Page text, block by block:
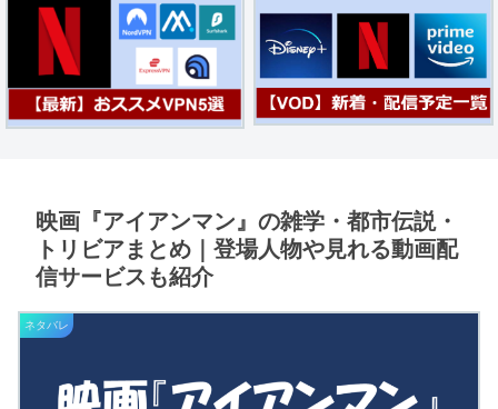
映画『アイアンマン』の雑学・都市伝説・
トリビアまとめ｜登場人物や見れる動画配
信サービスも紹介
ネタバレ